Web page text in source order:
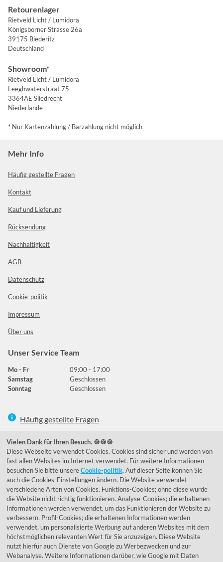
Retourenlager
Rietveld Licht / Lumidora
Königsborner Strasse 26a
39175 Biederitz
Deutschland
Showroom*
Rietveld Licht / Lumidora
Leeghwaterstraat 75
3364AE Sliedrecht
Niederlande
* Nur Kartenzahlung / Barzahlung nicht möglich
Mehr Info
Häufig gestellte Fragen
Kontakt
Kauf und Lieferung
Rücksendung
Nachhaltigkeit
AGB
Datenschutz
Cookie-politik
Impressum
Über uns
Unser Service Team
Mo - Fr
09:00 - 17:00
Samstag
Geschlossen
Sonntag
Geschlossen
Häufig gestellte Fragen
039292 - 678215
de@lumidora.com
FacebookInstagram
Kundenmeinungen
Exzellent - eKomi.de
Vielen Dank für Ihren Besuch. 🍪🍪🍪
Diese Webseite verwendet Cookies. Cookies sind sicher und werden von
fast allen Websites im Internet verwendet. Für weitere Informationen
besuchen Sie bitte unsereCookie-politik. Auf dieser Seite können Sie
auch die Cookies-Einstellungen ändern. Die Website verwendet
verschiedene Arten von Cookies. Funktions-Cookies; ohne diese würde
die Website nicht richtig funktionieren. Analyse-Cookies; die erhaltenen
Informationen werden verwendet, um das Funktionieren der Website zu
verbessern. Profil-Cookies; die erhaltenen Informationen werden
verwendet, um personalisierte Werbung auf anderen Websites mit dem
höchstmöglichen relevanten Wert für Sie anzuzeigen. Diese Website
nutzt hierfür auch Dienste von Google zu Werbezwecken und zur
Webanalyse. Weitere Informationen darüber, wie Google mit Daten